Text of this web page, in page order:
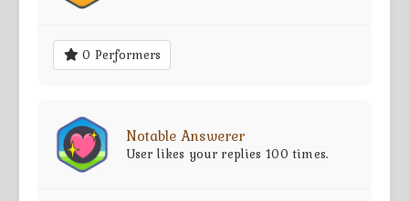
0 Performers
Notable Answerer
User likes your replies 100 times.